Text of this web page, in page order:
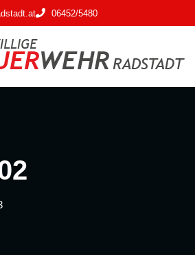
06452/5480